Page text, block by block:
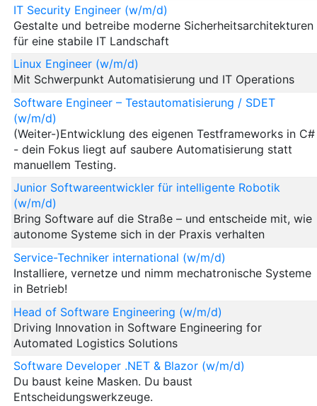
IT Security Engineer (w/m/d)
Gestalte und betreibe moderne Sicherheitsarchitekturen
für eine stabile IT Landschaft
Linux Engineer (w/m/d)
Mit Schwerpunkt Automatisierung und IT Operations
Software Engineer – Testautomatisierung / SDET
(w/m/d)
(Weiter-)Entwicklung des eigenen Testframeworks in C#
- dein Fokus liegt auf saubere Automatisierung statt
manuellem Testing. ‍
Junior Softwareentwickler für intelligente Robotik
(w/m/d)
Bring Software auf die Straße – und entscheide mit, wie
autonome Systeme sich in der Praxis verhalten
Service-Techniker international (w/m/d)
Installiere, vernetze und nimm mechatronische Systeme
in Betrieb!
Head of Software Engineering (w/m/d)
Driving Innovation in Software Engineering for
Automated Logistics Solutions
Software Developer .NET & Blazor (w/m/d)
Du baust keine Masken. Du baust
Entscheidungswerkzeuge.